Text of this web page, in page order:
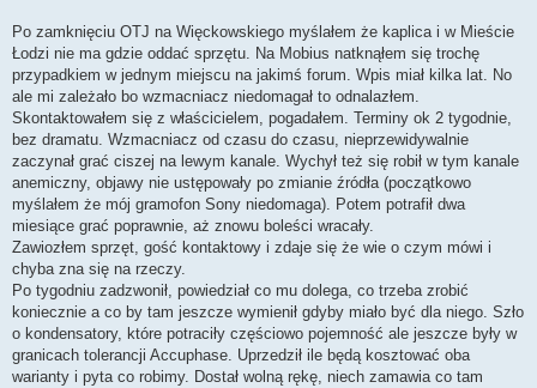
Po zamknięciu OTJ na Więckowskiego myślałem że kaplica i w Mieście
Łodzi nie ma gdzie oddać sprzętu. Na Mobius natknąłem się trochę
przypadkiem w jednym miejscu na jakimś forum. Wpis miał kilka lat. No
ale mi zależało bo wzmacniacz niedomagał to odnalazłem.
Skontaktowałem się z właścicielem, pogadałem. Terminy ok 2 tygodnie,
bez dramatu. Wzmacniacz od czasu do czasu, nieprzewidywalnie
zaczynał grać ciszej na lewym kanale. Wychył też się robił w tym kanale
anemiczny, objawy nie ustępowały po zmianie źródła (początkowo
myślałem że mój gramofon Sony niedomaga). Potem potrafił dwa
miesiące grać poprawnie, aż znowu boleści wracały.
Zawiozłem sprzęt, gość kontaktowy i zdaje się że wie o czym mówi i
chyba zna się na rzeczy.
Po tygodniu zadzwonił, powiedział co mu dolega, co trzeba zrobić
koniecznie a co by tam jeszcze wymienił gdyby miało być dla niego. Szło
o kondensatory, które potraciły częściowo pojemność ale jeszcze były w
granicach tolerancji Accuphase. Uprzedził ile będą kosztować oba
warianty i pyta co robimy. Dostał wolną rękę, niech zamawia co tam